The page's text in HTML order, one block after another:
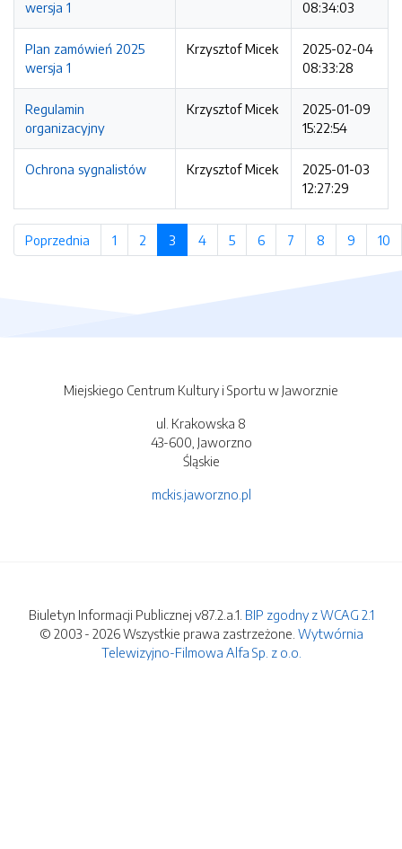
wersja 1 08:34:03
Plan zamówień 2025
wersja 1
Krzysztof Micek
2025-02-04
08:33:28
Regulamin
organizacyjny
Krzysztof Micek
2025-01-09
15:22:54
Ochrona sygnalistów Krzysztof Micek
2025-01-03
12:27:29
Poprzednia strona
1 strona
2 strona
3 (bieżąca strona)
4 strona
5 strona
6 strona
7 strona
8 strona
9 strona
10
Miejskiego Centrum Kultury i Sportu w Jaworznie
ul. Krakowska 8
43-600, Jaworzno
Śląskie
mckis.jaworzno.pl
Biuletyn Informacji Publicznej v87.2.a.1. BIP zgodny z WCAG 2.1
© 2003 - 2026 Wszystkie prawa zastrzeżone. Wytwórnia
Telewizyjno-Filmowa Alfa Sp. z o.o.